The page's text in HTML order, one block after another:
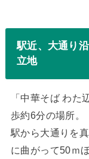
駅近、大通り
立地
「中華そば わた
歩約6分の場所。
駅から大通りを
に曲がって50ｍ